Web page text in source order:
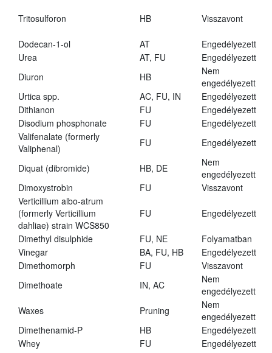
Tritosulforon HB Visszavont
Dodecan-1-ol AT
Engedélyezett
Urea
AT, FU
Engedélyezett
Diuron
HB
Nem
engedélyezett
Urtica spp.
AC, FU, IN
Engedélyezett
Dithianon
FU
Engedélyezett
Disodium phosphonate
FU
Engedélyezett
Valifenalate (formerly
Valiphenal)
FU Engedélyezett
Diquat (dibromide) HB, DE
Nem
engedélyezett
Dimoxystrobin
FU
Visszavont
Verticillium albo-atrum
(formerly Verticillium
dahliae) strain WCS850
FU Engedélyezett
Dimethyl disulphide FU, NE
Folyamatban
Vinegar
BA, FU, HB
Engedélyezett
Dimethomorph
FU
Visszavont
Dimethoate
IN, AC
Nem
engedélyezett
Waxes
Pruning
Nem
engedélyezett
Dimethenamid-P
HB
Engedélyezett
Whey
FU
Engedélyezett